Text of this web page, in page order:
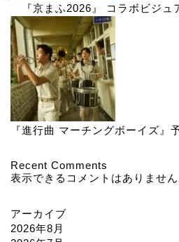
『京まふ2026』 コラボビジュ
『進行曲 マーチングボーイズ』
Recent Comments
表示できるコメントはありません
アーカイブ
2026年8月